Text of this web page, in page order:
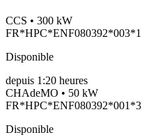
CCS • 300 kW
FR*HPC*ENF080392*003*1
Disponible
depuis 1:20 heures
CHAdeMO • 50 kW
FR*HPC*ENF080392*001*3
Disponible